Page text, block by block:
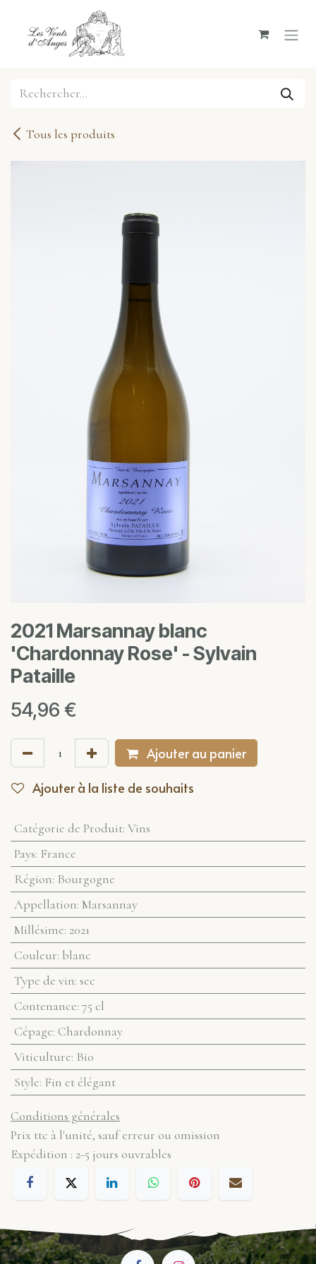
Se rendre au contenu
Tous les produits
2021 Marsannay blanc
'Chardonnay Rose' - Sylvain
Pataille
54,96 €
Ajouter au panier
Ajouter à la liste de souhaits
Catégorie de Produit: Vins
Pays: France
Région: Bourgogne
Appellation: Marsannay
Millésime: 2021
Couleur: blanc
Type de vin: sec
Contenance: 75 cl
Cépage: Chardonnay
Viticulture: Bio
Style: Fin et élégant
Conditions générales
Prix ttc à l'unité, sauf erreur ou omission
Expédition : 2-5 jours ouvrables